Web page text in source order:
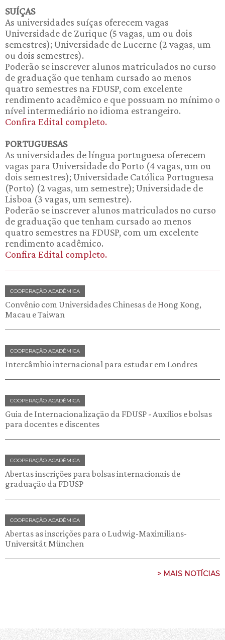
SUÍÇAS
As universidades suíças oferecem vagas
Universidade de Zurique (5 vagas, um ou dois
semestres); Universidade de Lucerne (2 vagas, um
ou dois semestres).
Poderão se inscrever alunos matriculados no curso
de graduação que tenham cursado ao menos
quatro semestres na FDUSP, com excelente
rendimento acadêmico e que possuam no mínimo o
nível intermediário no idioma estrangeiro.
Confira Edital completo.
PORTUGUESAS
As universidades de língua portuguesa oferecem
vagas para Universidade do Porto (4 vagas, um ou
dois semestres); Universidade Católica Portuguesa
(Porto) (2 vagas, um semestre); Universidade de
Lisboa (3 vagas, um semestre).
Poderão se inscrever alunos matriculados no curso
de graduação que tenham cursado ao menos
quatro semestres na FDUSP, com um excelente
rendimento acadêmico.
Confira Edital completo.
COOPERAÇÃO ACADÊMICA
Convênio com Universidades Chinesas de Hong Kong,
Macau e Taiwan
COOPERAÇÃO ACADÊMICA
Intercâmbio internacional para estudar em Londres
COOPERAÇÃO ACADÊMICA
Guia de Internacionalização da FDUSP - Auxílios e bolsas
para docentes e discentes
COOPERAÇÃO ACADÊMICA
Abertas inscrições para bolsas internacionais de
graduação da FDUSP
COOPERAÇÃO ACADÊMICA
Abertas as inscrições para o Ludwig-Maximilians-
Universität München
> MAIS NOTÍCIAS